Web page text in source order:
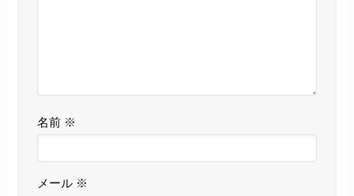
名前 ※
メール ※